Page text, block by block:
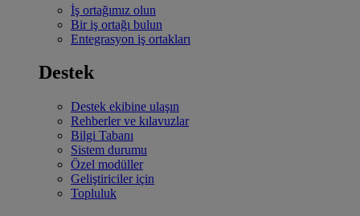
İş ortağımız olun
Bir iş ortağı bulun
Entegrasyon iş ortakları
Destek
Destek ekibine ulaşın
Rehberler ve kılavuzlar
Bilgi Tabanı
Sistem durumu
Özel modüller
Geliştiriciler için
Topluluk